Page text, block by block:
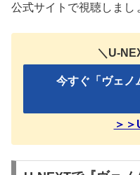
公式サイトで視聴しまし
＼U-
今すぐ「ヴェノ
＞